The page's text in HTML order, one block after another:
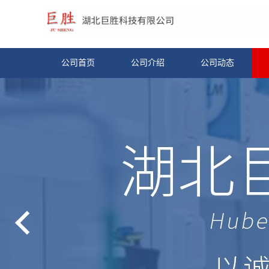
公司首页 公司介绍 公司动态